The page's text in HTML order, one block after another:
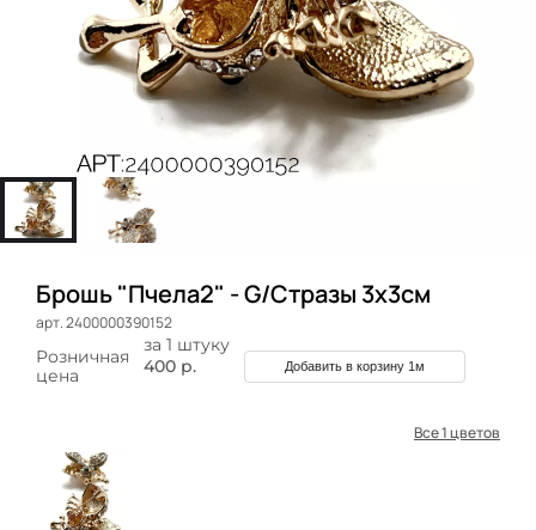
Брошь "Пчела2" - G/Стразы 3х3см
арт. 2400000390152
за 1 штуку
Розничная
цена
400 р. Добавить в корзину 1м
Все 1 цветов